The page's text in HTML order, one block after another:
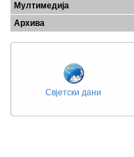
Мултимедија
Архива
Свјетски дани